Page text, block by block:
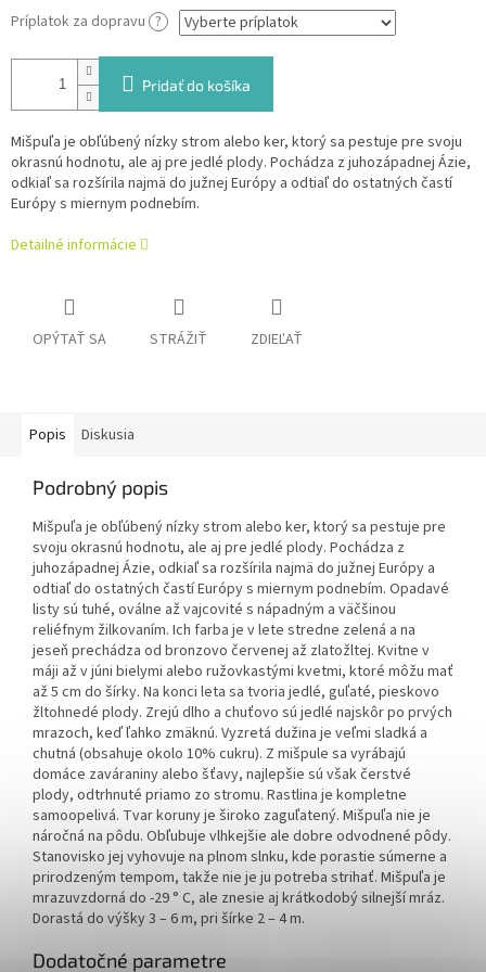
Príplatok za dopravu ?
Pridať do košíka
Mišpuľa je obľúbený nízky strom alebo ker, ktorý sa pestuje pre svoju
okrasnú hodnotu, ale aj pre jedlé plody. Pochádza z juhozápadnej Ázie,
odkiaľ sa rozšírila najmä do južnej Európy a odtiaľ do ostatných častí
Európy s miernym podnebím.
Detailné informácie
OPÝTAŤ SA STRÁŽIŤ ZDIEĽAŤ
Popis Diskusia
Podrobný popis
Mišpuľa je obľúbený nízky strom alebo ker, ktorý sa pestuje pre
svoju okrasnú hodnotu, ale aj pre jedlé plody. Pochádza z
juhozápadnej Ázie, odkiaľ sa rozšírila najmä do južnej Európy a
odtiaľ do ostatných častí Európy s miernym podnebím. Opadavé
listy sú tuhé, oválne až vajcovité s nápadným a väčšinou
reliéfnym žilkovaním. Ich farba je v lete stredne zelená a na
jeseň prechádza od bronzovo červenej až zlatožltej. Kvitne v
máji až v júni bielymi alebo ružovkastými kvetmi, ktoré môžu mať
až 5 cm do šírky. Na konci leta sa tvoria jedlé, guľaté, pieskovo
žltohnedé plody. Zrejú dlho a chuťovo sú jedlé najskôr po prvých
mrazoch, keď ľahko zmäknú. Vyzretá dužina je veľmi sladká a
chutná (obsahuje okolo 10% cukru). Z mišpule sa vyrábajú
domáce zaváraniny alebo šťavy, najlepšie sú však čerstvé
plody, odtrhnuté priamo zo stromu. Rastlina je kompletne
samoopelivá. Tvar koruny je široko zaguľatený. Mišpuľa nie je
náročná na pôdu. Obľubuje vlhkejšie ale dobre odvodnené pôdy.
Stanovisko jej vyhovuje na plnom slnku, kde porastie súmerne a
prirodzeným tempom, takže nie je ju potreba strihať. Mišpuľa je
mrazuvzdorná do -29 ° C, ale znesie aj krátkodobý silnejší mráz.
Dorastá do výšky 3 – 6 m, pri šírke 2 – 4 m.
Dodatočné parametre